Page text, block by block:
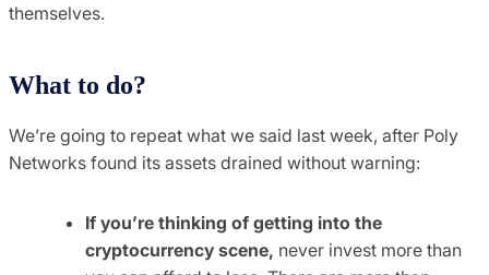
themselves.
What to do?
We’re going to repeat what we said last week, after Poly
Networks found its assets drained without warning:
If you’re thinking of getting into the
cryptocurrency scene, never invest more than